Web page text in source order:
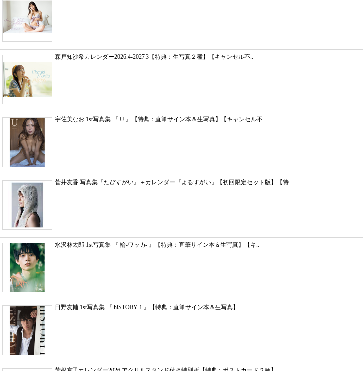
森戸知沙希カレンダー2026.4-2027.3【特典：生写真２種】【キャンセル不..
宇佐美なお 1st写真集 『 U 』【特典：直筆サイン本＆生写真】【キャンセル不..
菅井友香 写真集『たびすがい』＋カレンダー『よるすがい』【初回限定セット版】【特..
水沢林太郎 1st写真集 『 輪-ワッカ- 』【特典：直筆サイン本＆生写真】【キ..
日野友輔 1st写真集 『 hiSTORY 1 』【特典：直筆サイン本＆生写真】..